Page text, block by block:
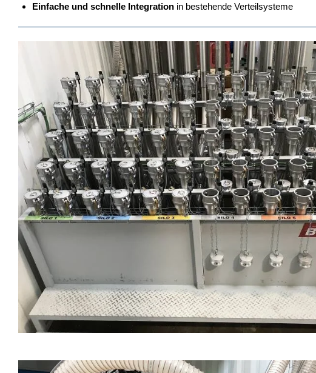
Einfache und schnelle Integrationin bestehende Verteilsysteme